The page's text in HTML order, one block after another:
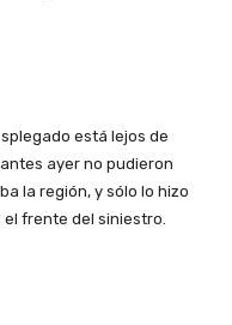
está lejos de
ayer no pudieron
la región, y sólo lo hizo
frente del siniestro.